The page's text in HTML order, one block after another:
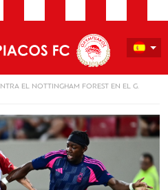
EL NOTTINGHAM FOREST EN EL G.